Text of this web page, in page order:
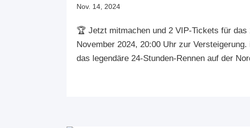
Nov. 14, 2024
🏆 Jetzt mitmachen und 2 VIP-Tickets für
November 2024, 20:00 Uhr zur
das legendäre 24-Stunden-Rennen auf der